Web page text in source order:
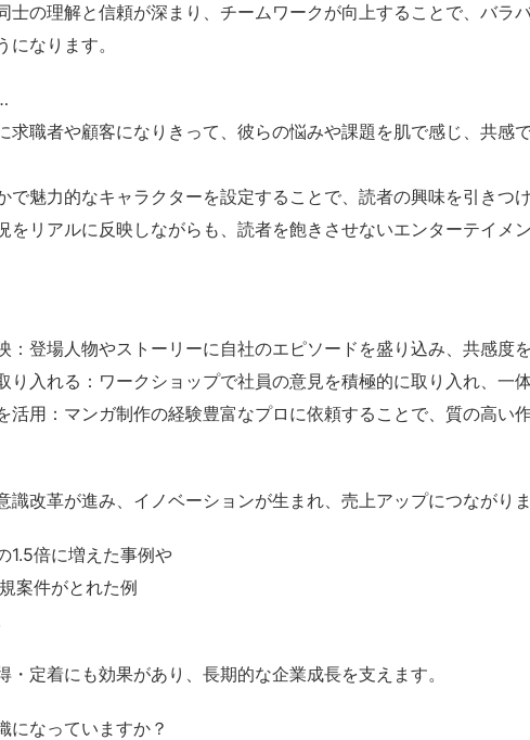
士の理解と信頼が深まり、チームワークが向上することで、バラ
なります。
求職者や顧客になりきって、彼らの悩みや課題を肌で感じ、共感
で魅力的なキャラクターを設定することで、読者の興味を引きつ
をリアルに反映しながらも、読者を飽きさせないエンターテイメ
：登場人物やストーリーに自社のエピソードを盛り込み、共感度
り入れる：ワークショップで社員の意見を積極的に取り入れ、一
活用：マンガ制作の経験豊富なプロに依頼することで、質の高い
識改革が進み、イノベーションが生まれ、売上アップにつながり
1.5倍に増えた事例や
案件がとれた例
・定着にも効果があり、長期的な企業成長を支えます。
になっていますか？